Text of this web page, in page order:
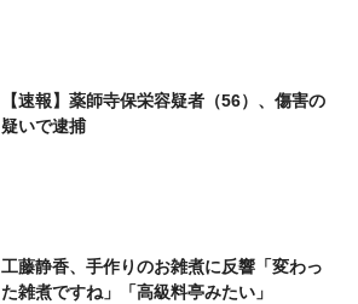
【速報】薬師寺保栄容疑者（56）、傷害の
疑いで逮捕
工藤静香、手作りのお雑煮に反響「変わっ
た雑煮ですね」「高級料亭みたい」